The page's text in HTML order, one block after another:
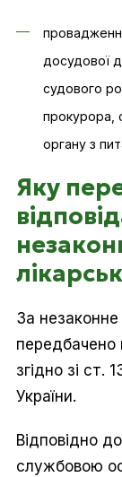
досудової
судового
прокурора,
органу з
Яку
За незаконне
передбачено
згідно зі ст.
України.
Відповідно
службовою